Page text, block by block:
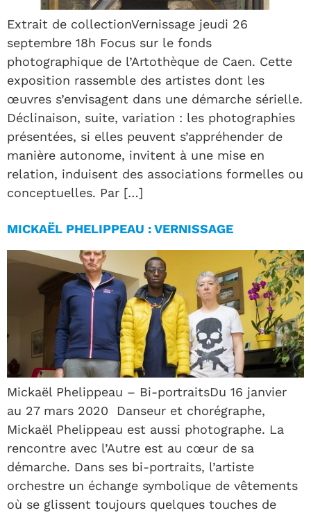
Extrait de collectionVernissage jeudi 26
septembre 18h Focus sur le fonds
photographique de l’Artothèque de Caen. Cette
exposition rassemble des artistes dont les
œuvres s’envisagent dans une démarche sérielle.
Déclinaison, suite, variation : les photographies
présentées, si elles peuvent s’appréhender de
manière autonome, invitent à une mise en
relation, induisent des associations formelles ou
conceptuelles. Par […]
MICKAËL PHELIPPEAU : VERNISSAGE
Mickaël Phelippeau – Bi-portraitsDu 16 janvier
au 27 mars 2020 Danseur et chorégraphe,
Mickaël Phelippeau est aussi photographe. La
rencontre avec l’Autre est au cœur de sa
démarche. Dans ses bi-portraits, l’artiste
orchestre un échange symbolique de vêtements
où se glissent toujours quelques touches de